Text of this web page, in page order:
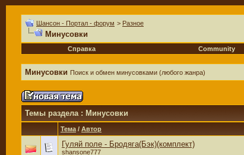
Шансон - Портал - форум > Разное
Минусовки
Справка
Community
Минусовки Поиск и обмен минусовками (любого жанра)
Темы раздела: Минусовки
Тема / Автор
Гуляй поле - Бродяга(Бэк)(комплект)
shansone777